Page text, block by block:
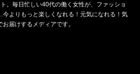
。毎日忙しい40代の働く女性が、ファッショ
よりもっと楽しくなれる！元気になれる！気
届けするメディアです。